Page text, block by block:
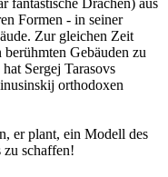
Formen - in seiner
Zur gleichen Zeit
Gebäuden zu
Sergej Tarasovs
orthodoxen
er plant, ein Modell des
zu schaffen!